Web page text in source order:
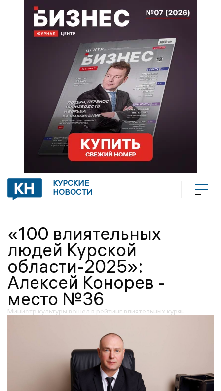
КУРСКИЕ
НОВОСТИ
«100 влиятельных
людей Курской
области-2025»:
Алексей Конорев -
место №36
Министр культуры вошел в рейтинг влиятельных курян